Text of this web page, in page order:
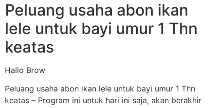
Peluang usaha abon ikan
lele untuk bayi umur 1 Thn
keatas
Hallo Brow
Peluang usaha abon ikan lele untuk bayi umur 1 Thn
keatas – Program ini untuk hari ini saja, akan berakhir